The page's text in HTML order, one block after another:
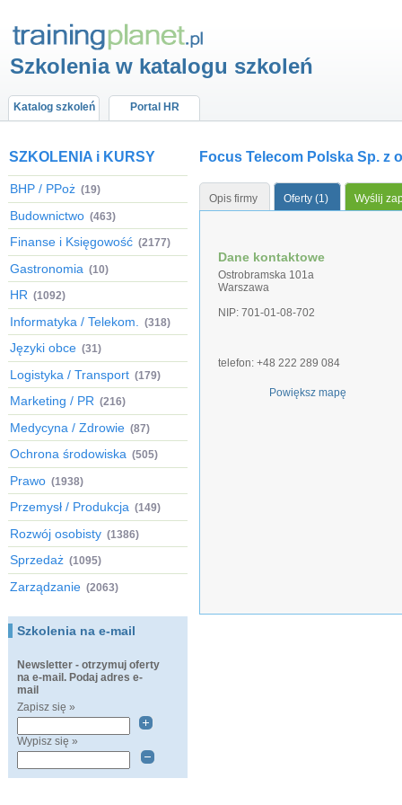
Szkolenia w katalogu szkoleń
Katalog szkoleń Portal HR
SZKOLENIA i KURSY
BHP / PPoż (19)
Budownictwo (463)
Finanse i Księgowość (2177)
Gastronomia (10)
HR (1092)
Informatyka / Telekom. (318)
Języki obce (31)
Logistyka / Transport (179)
Marketing / PR (216)
Medycyna / Zdrowie (87)
Ochrona środowiska (505)
Prawo (1938)
Przemysł / Produkcja (149)
Rozwój osobisty (1386)
Sprzedaż (1095)
Zarządzanie (2063)
Szkolenia na e-mail
Newsletter - otrzymuj oferty
na e-mail. Podaj adres e-
mail
Zapisz się »
Wypisz się »
Focus Telecom Polska Sp.
Opis firmy Oferty (1) Wyślij
Dane kontaktowe
Ostrobramska 101a
Warszawa
NIP: 701-01-08-702
telefon: +48 222 289 084
Powiększ mapę